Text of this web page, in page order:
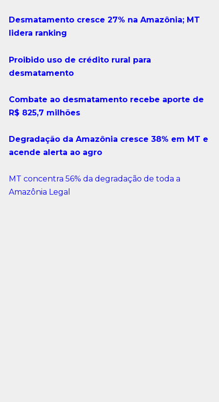
Desmatamento cresce 27% na Amazônia; MT
lidera ranking
Proibido uso de crédito rural para
desmatamento
Combate ao desmatamento recebe aporte de
R$ 825,7 milhões
Degradação da Amazônia cresce 38% em MT e
acende alerta ao agro
MT concentra 56% da degradação de toda a
Amazônia Legal